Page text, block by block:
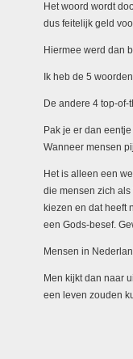
Het woord wordt
dus feitelijk geld
Hiermee werd dan
Ik heb de 5
De andere 4 top-
Pak je er dan
Wanneer mensen
Het is alleen een
die mensen zich
kiezen en dat heeft
een Gods-besef.
Mensen in
Men kijkt dan naar
een leven zouden